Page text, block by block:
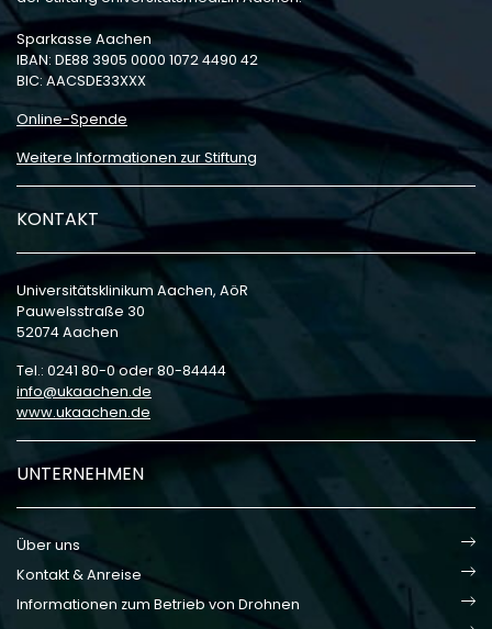
Sparkasse Aachen
IBAN: DE88 3905 0000 1072 4490 42
BIC: AACSDE33XXX
Online-Spende
Weitere Informationen zur Stiftung
KONTAKT
Universitätsklinikum Aachen, AöR
Pauwelsstraße 30
52074 Aachen
Tel.: 0241 80-0 oder 80-84444
info
ukaachen de
www.ukaachen.de
UNTERNEHMEN
Über uns
Kontakt & Anreise
Informationen zum Betrieb von Drohnen